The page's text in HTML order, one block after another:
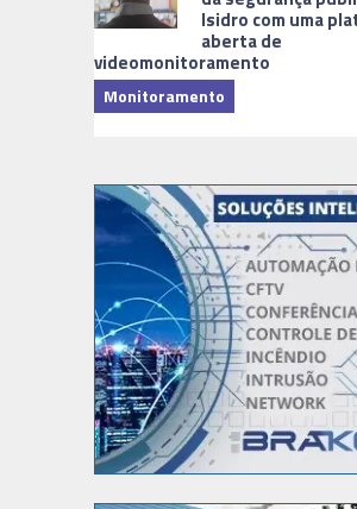
Isidro com uma
aberta de
videomonitoramento
Monitoramento